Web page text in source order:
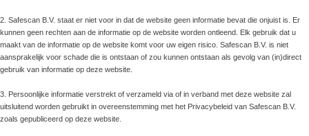
2. Safescan B.V. staat er niet voor in dat de website geen informatie bevat die onjuist is. Er
kunnen geen rechten aan de informatie op de website worden ontleend. Elk gebruik dat u
maakt van de informatie op de website komt voor uw eigen risico. Safescan B.V. is niet
aansprakelijk voor schade die is ontstaan of zou kunnen ontstaan als gevolg van (in)direct
gebruik van informatie op deze website.
3. Persoonlijke informatie verstrekt of verzameld via of in verband met deze website zal
uitsluitend worden gebruikt in overeenstemming met het Privacybeleid van Safescan B.V.
zoals gepubliceerd op deze website.